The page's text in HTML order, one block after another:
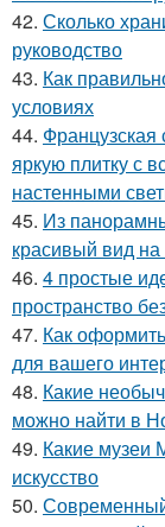
42. Сколько
руководство
43. Как
условиях
44. Французская
яркую плитку с
настенными
45. Из
красивый вид
46. 4 простые
пространство
47. Как
для вашего
48. Какие
можно найти в
49. Какие музеи
искусство
50. Современный